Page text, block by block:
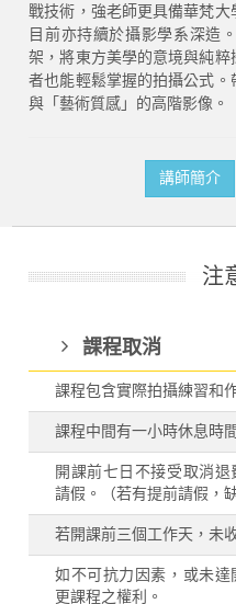
戰技術，強老師更具備華梵大
目前亦持續於攝影學系深造
架，將東方美學的意境與純
者也能輕鬆掌握的拍攝公式。
與「藝術質感」的高階影像。
講師簡介
注
課程取消
課程包含實際拍攝練習和
課程中間有一小時休息時
開課前七日不接受取消
請假。（若有提前請假，
若開課前三個工作天，未
如不可抗力因素，或未
更課程之權利。